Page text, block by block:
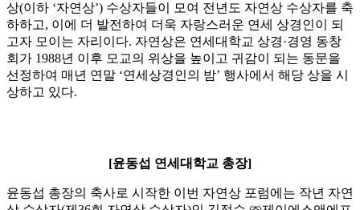
상(이하 ‘자연상’) 수상자들이 모여 전년도 자연상 수상자를 축
하하고, 이에 더 발전하여 더욱 자랑스러운 연세 상경인이 되
고자 모이는 자리이다. 자연상은 연세대학교 상경·경영 동창
회가 1988년 이후 모교의 위상을 높이고 귀감이 되는 동문을
선정하여 매년 연말 ‘연세상경인의 밤’ 행사에서 해당 상을 시
상하고 있다.
[윤동섭 연세대학교 총장]
윤동섭 총장의 축사로 시작한 이번 자연상 포럼에는 작년 자연